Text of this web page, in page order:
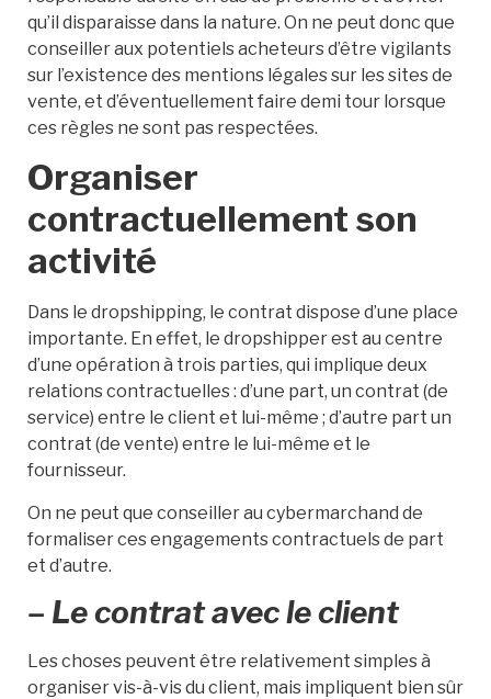
qu’il disparaisse dans la nature. On ne peut donc que
conseiller aux potentiels acheteurs d’être vigilants
sur l’existence des mentions légales sur les sites de
vente, et d’éventuellement faire demi tour lorsque
ces règles ne sont pas respectées.
Organiser
contractuellement son
activité
Dans le dropshipping, le contrat dispose d’une place
importante. En effet, le dropshipper est au centre
d’une opération à trois parties, qui implique deux
relations contractuelles : d’une part, un contrat (de
service) entre le client et lui-même ; d’autre part un
contrat (de vente) entre le lui-même et le
fournisseur.
On ne peut que conseiller au cybermarchand de
formaliser ces engagements contractuels de part
et d’autre.
– Le contrat avec le client
Les choses peuvent être relativement simples à
organiser vis-à-vis du client, mais impliquent bien sûr